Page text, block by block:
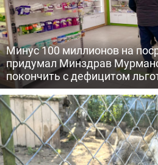
Минус 100 миллионов на
придумал Минздрав
покончить с дефицитом